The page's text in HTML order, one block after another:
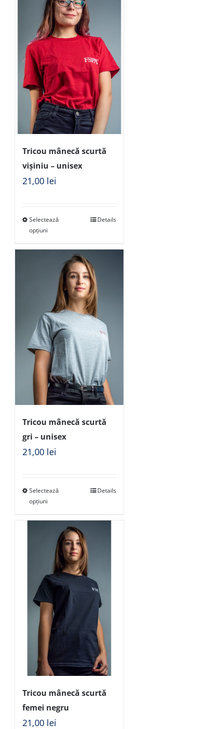
Tricou mânecă scurtă
vișiniu – unisex
21,00 lei
Selectează
opțiuni
Details
Tricou mânecă scurtă
gri – unisex
21,00 lei
Selectează
opțiuni
Details
Tricou mânecă scurtă
femei negru
21,00 lei